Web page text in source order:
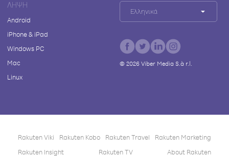
ΛΉΨΗ
Android
iPhone & iPad
Windows PC
Mac
Linux
Ελληνικά
© 2026Viber Media S.à r.l.
Rakuten Viki Rakuten Kobo Rakuten Travel
Rakuten Marketing
Rakuten Insight
Rakuten TV About Rakuten